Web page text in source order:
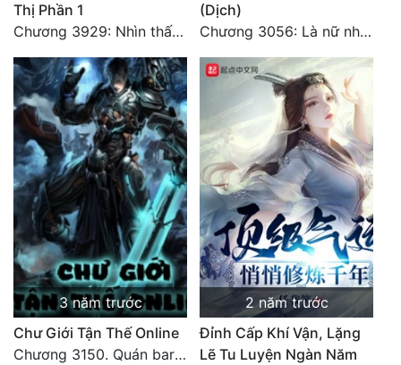
Thị Phần 1
Chương 3929: Nhìn thấy bổn tiên, tại sao không bái?
(Dịch)
Chương 3056: Là nữ nhân
3 năm trước
Chư Giới Tận Thế Online
Chương 3150. Quán bar Huyết Hải. Hết
2 năm trước
Đỉnh Cấp Khí Vận, Lặng
Lẽ Tu Luyện Ngàn Năm